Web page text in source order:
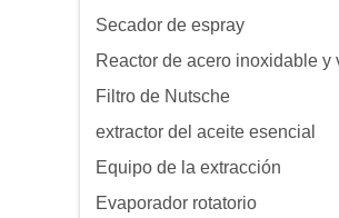
Secador de espray
Reactor de acero inoxidable y
Filtro de Nutsche
extractor del aceite esencial
Equipo de la extracción
Evaporador rotatorio